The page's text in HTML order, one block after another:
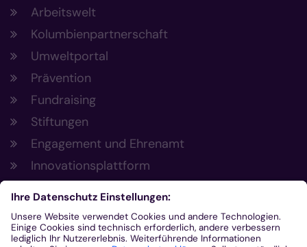
Arbeitswelt
Kolumbienpartnerschaft
Umweltportal
Prävention
Fundraising
Stiftungen
Engagement und Ehrenamt
Innovationsplattform
Aus der Plattform
Nachrichten